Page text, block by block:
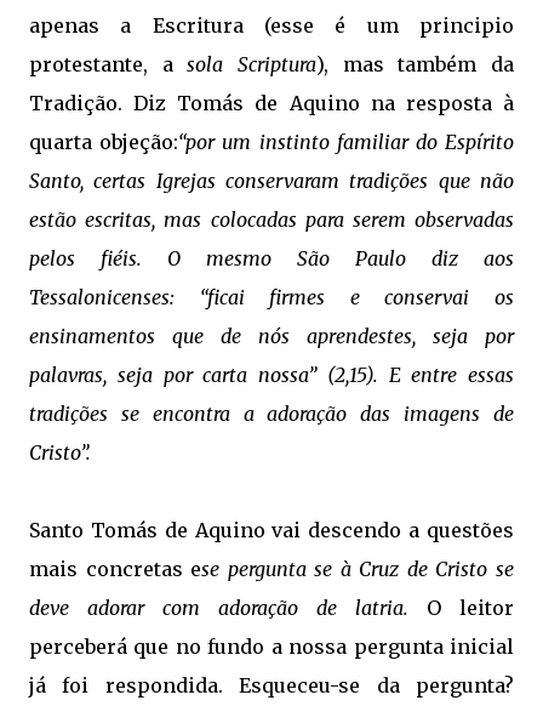
apenas a Escritura (esse é um principio
protestante, asola Scriptura), mas também da
Tradição. Diz Tomás de Aquino na resposta à
quarta objeção:“por um instinto familiar do Espírito
Santo, certas Igrejas conservaram tradições que não
estão escritas, mas colocadas para serem observadas
pelos fiéis. O mesmo São Paulo diz aos
Tessalonicenses: “ficai firmes e conservai os
ensinamentos que de nós aprendestes, seja por
palavras, seja por carta nossa” (2,15). E entre essas
tradições se encontra a adoração das imagens de
Cristo”.
Santo Tomás de Aquino vai descendo a questões
mais concretas ese pergunta se à Cruz de Cristo se
deve adorar com adoração de latria. O leitor
perceberá que no fundo a nossa pergunta inicial
já foi respondida. Esqueceu-se da pergunta?